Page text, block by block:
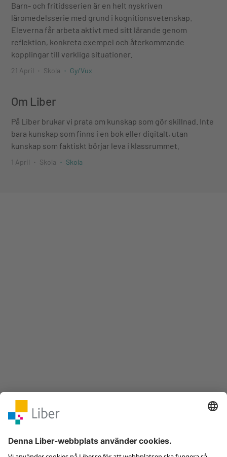
Barn- och fritidsserien är en helt nyskriven
läromedelsserie med grund i kognitionsvetenskap.
Eleverna får arbeta aktivt med sitt lärande genom
reflektion, konkreta exempel och återkommande
kopplingar till verkliga situationer.
21 April Skola Gy/Vux
Om Liber
På Liber brukar vi prata om kunskap som gör skillnad. Inte
bara kunskap som finns i en bok eller digitalt, utan
kunskap som faktiskt börjar leva i klassrummet.
1 April Skola Skola